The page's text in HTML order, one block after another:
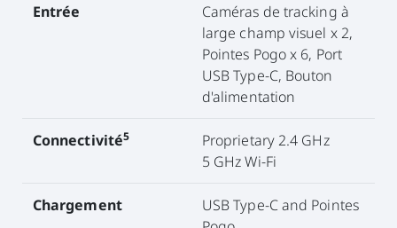
Entrée
Caméras de tracking à
large champ visuel x 2,
Pointes Pogo x 6, Port
USB Type-C, Bouton
d'alimentation
Connectivité5
Proprietary 2.4 GHz
5 GHz Wi-Fi
Chargement
USB Type-C and Pointes